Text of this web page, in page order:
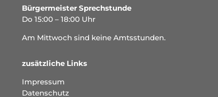
Bürgermeister Sprechstunde
Do 15:00 – 18:00 Uhr
Am Mittwoch sind keine Amtsstunden.
zusätzliche Links
Impressum
Datenschutz